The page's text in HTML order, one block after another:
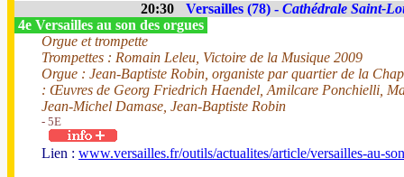
20:30 Versailles (78) - Cathédrale Saint-
4e Versailles au son des orgues
Orgue et trompette
Trompettes : Romain Leleu, Victoire de la Musique 2009
Orgue : Jean-Baptiste Robin, organiste par quartier de la
: Œuvres de Georg Friedrich Haendel, Amilcare Ponchielli,
Jean-Michel Damase, Jean-Baptiste Robin
- 5E
Lien : www.versailles.fr/outils/actualites/article/versailles-au-